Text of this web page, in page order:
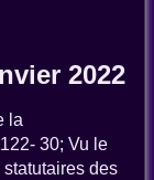
2022
la
30; Vu le
des